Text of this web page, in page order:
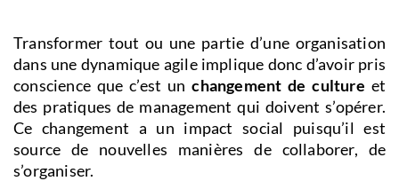
Transformer tout ou une partie d’une organisation
dans une dynamique agile implique donc d’avoir pris
conscience que c’est unchangement de culture et
des pratiques de management qui doivent s’opérer.
Ce changement a un impact social puisqu’il est
source de nouvelles manières de collaborer, de
s’organiser.